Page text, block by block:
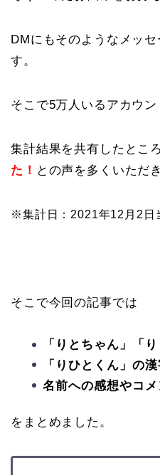
DMにもそのようなメッ
す。
そこで5万人いるアカウン
集計結果を共有したとこ
た！ との声を多くいただ
※集計日：2021年12月2日
そこで今回の記事では
「りとちゃん」「
「りひとくん」の
名前への感想やコメ
をまとめました。